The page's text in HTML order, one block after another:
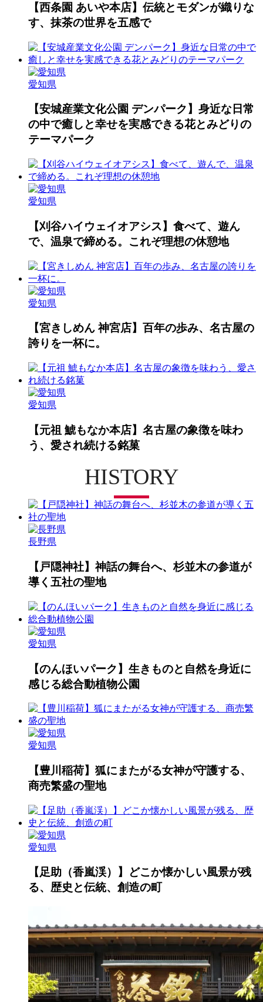
【西条園 あいや本店】伝統とモダンが織りな
す、抹茶の世界を五感で
愛知県
【安城産業文化公園 デンパーク】身近な日常
の中で癒しと幸せを実感できる花とみどりの
テーマパーク
愛知県
【刈谷ハイウェイオアシス】食べて、遊ん
で、温泉で締める。これぞ理想の休憩地
愛知県
【宮きしめん 神宮店】百年の歩み、名古屋の
誇りを一杯に。
愛知県
【元祖 鯱もなか本店】名古屋の象徴を味わ
う、愛され続ける銘菓
HISTORY
長野県
【戸隠神社】神話の舞台へ、杉並木の参道が
導く五社の聖地
愛知県
【のんほいパーク】生きものと自然を身近に
感じる総合動植物公園
愛知県
【豊川稲荷】狐にまたがる女神が守護する、
商売繁盛の聖地
愛知県
【足助（香嵐渓）】どこか懐かしい風景が残
る、歴史と伝統、創造の町